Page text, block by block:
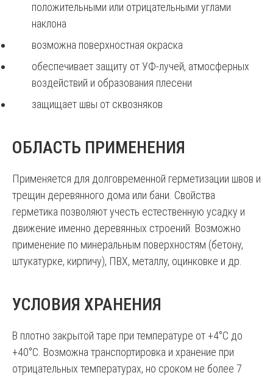
положительными или отрицательными углами
наклона
возможна поверхностная окраска
обеспечивает защиту от УФ-лучей, атмосферных
воздействий и образования плесени
защищает швы от сквозняков
ОБЛАСТЬ ПРИМЕНЕНИЯ
Применяется для долговременной герметизации швов и
трещин деревянного дома или бани. Свойства
герметика позволяют учесть естественную усадку и
движение именно деревянных строений. Возможно
применение по минеральным поверхностям (бетону,
штукатурке, кирпичу), ПВХ, металлу, оцинковке и др.
УСЛОВИЯ ХРАНЕНИЯ
В плотно закрытой таре при температуре от +4°С до
+40°С. Возможна транспортировка и хранение при
отрицательных температурах, но сроком не более 7